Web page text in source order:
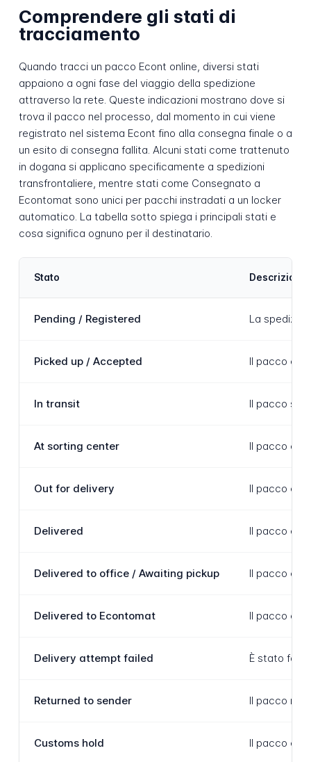
Comprendere gli stati di
tracciamento
Quando tracci un pacco Econt online, diversi stati
appaiono a ogni fase del viaggio della spedizione
attraverso la rete. Queste indicazioni mostrano dove si
trova il pacco nel processo, dal momento in cui viene
registrato nel sistema Econt fino alla consegna finale o a
un esito di consegna fallita. Alcuni stati come trattenuto
in dogana si applicano specificamente a spedizioni
transfrontaliere, mentre stati come Consegnato a
Econtomat sono unici per pacchi instradati a un locker
automatico. La tabella sotto spiega i principali stati e
cosa significa ognuno per il destinatario.
Stato Descrizione
Pending / Registered La
Picked up / Accepted Il pacco è
In transit Il pacco si
At sorting center Il pacco è
Out for delivery Il pacco è
Delivered Il pacco è
Delivered to office / Awaiting pickup Il pacco è
Delivered to Econtomat Il pacco è
Delivery attempt failed È stato
Returned to sender Il pacco
Customs hold Il pacco è